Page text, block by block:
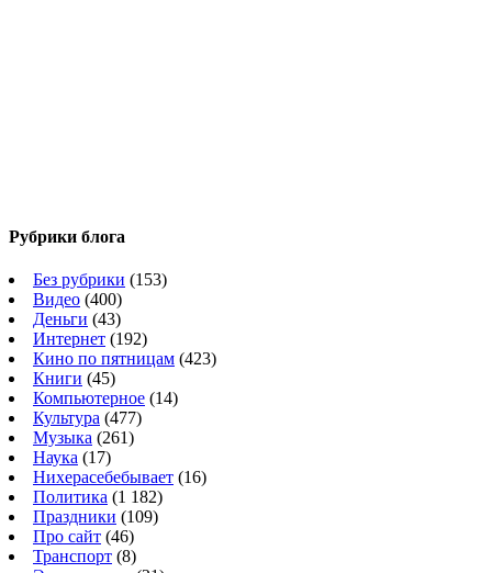
Рубрики блога
Без рубрики (153)
Видео (400)
Деньги (43)
Интернет (192)
Кино по пятницам (423)
Книги (45)
Компьютерное (14)
Культура (477)
Музыка (261)
Наука (17)
Нихерасебебывает (16)
Политика (1 182)
Праздники (109)
Про сайт (46)
Транспорт (8)